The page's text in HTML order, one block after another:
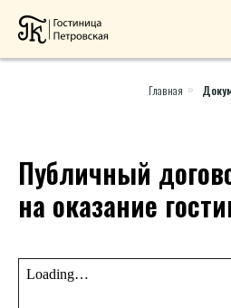
Главная »
Публичный
на оказание